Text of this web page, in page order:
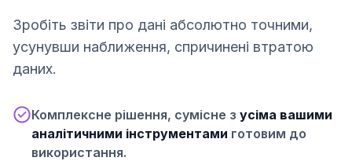
Зробіть звіти про дані абсолютно точними,
усунувши наближення, спричинені втратою
даних.
Комплексне рішення, сумісне з усіма вашими
аналітичними інструментами готовим до
використання.